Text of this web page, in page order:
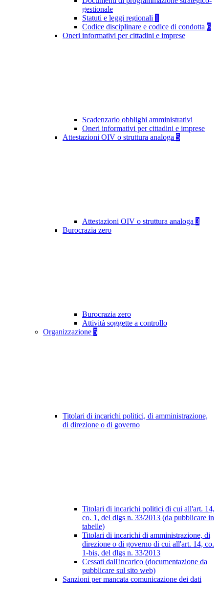
gestionale
Statuti e leggi regionali 1
Codice disciplinare e codice di condotta 6
Oneri informativi per cittadini e imprese
Scadenzario obblighi amministrativi
Oneri informativi per cittadini e imprese
Attestazioni OIV o struttura analoga 5
Attestazioni OIV o struttura analoga 3
Burocrazia zero
Burocrazia zero
Attività soggette a controllo
Organizzazione 5
Titolari di incarichi politici, di amministrazione,
di direzione o di governo
Titolari di incarichi politici di cui all'art. 14,
co. 1, del dlgs n. 33/2013 (da pubblicare in
tabelle)
Titolari di incarichi di amministrazione, di
direzione o di governo di cui all'art. 14, co.
1-bis, del dlgs n. 33/2013
Cessati dall'incarico (documentazione da
pubblicare sul sito web)
Sanzioni per mancata comunicazione dei dati